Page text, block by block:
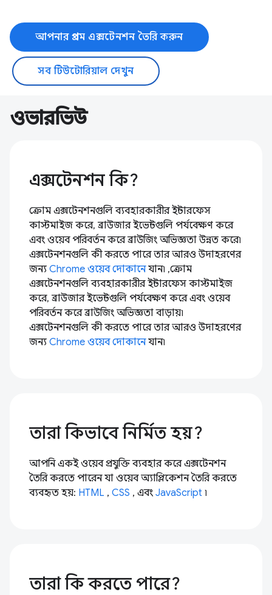
আপনার প্রথম এক্সটেনশন তৈরি করুন
সব টিউটোরিয়াল দেখুন
ওভারভিউ
এক্সটেনশন কি?
ক্রোম এক্সটেনশনগুলি ব্যবহারকারীর ইন্টারফেস
কাস্টমাইজ করে, ব্রাউজার ইভেন্টগুলি পর্যবেক্ষণ করে
এবং ওয়েব পরিবর্তন করে ব্রাউজিং অভিজ্ঞতা উন্নত করে৷
এক্সটেনশনগুলি কী করতে পারে তার আরও উদাহরণের
জন্য Chrome ওয়েব দোকানেযান৷ ,ক্রোম
এক্সটেনশনগুলি ব্যবহারকারীর ইন্টারফেস কাস্টমাইজ
করে, ব্রাউজার ইভেন্টগুলি পর্যবেক্ষণ করে এবং ওয়েব
পরিবর্তন করে ব্রাউজিং অভিজ্ঞতা বাড়ায়৷
এক্সটেনশনগুলি কী করতে পারে তার আরও উদাহরণের
জন্য Chrome ওয়েব দোকানেযান৷
তারা কিভাবে নির্মিত হয়?
আপনি একই ওয়েব প্রযুক্তি ব্যবহার করে এক্সটেনশন
তৈরি করতে পারেন যা ওয়েব অ্যাপ্লিকেশন তৈরি করতে
ব্যবহৃত হয়: HTML , CSS , এবং JavaScript ৷
তারা কি করতে পারে?